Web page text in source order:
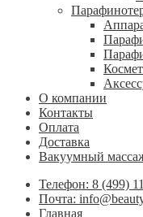
О компании
Контакты
Оплата
Доставка
Вакуумный
Телефон: 8 (499)
Почта:
Главная